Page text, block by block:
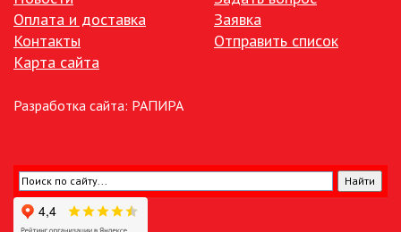
ФОНТАНЫ
ЭЛЕМЕНТЫ ПИТАНИЯ
Оплата и доставка
Контакты
Карта сайта
Заявка
Отправить список
Разработка сайта: РАПИРА